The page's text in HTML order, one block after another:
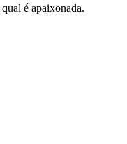
é apaixonada.